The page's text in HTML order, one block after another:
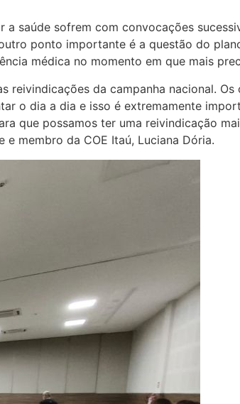
saúde sofrem com convocações
ponto importante é a questão do
médica no momento em que mais
reivindicações da campanha nacional.
o dia a dia e isso é extremamente
que possamos ter uma reivindicação
membro da COE Itaú, Luciana Dória.